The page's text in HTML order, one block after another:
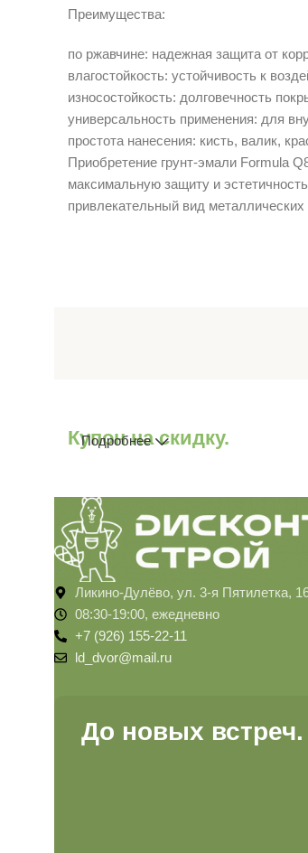
Преимущества:
по ржавчине: надежная защита от
влагостойкость: устойчивость к
износостойкость: долговечность
универсальность применения: для
простота нанесения: кисть, валик,
Приобретение грунт-эмали Formula
максимальную защиту и
привлекательный вид
Купон на скидку.
Подробнее
Ликино-Дулёво, ул. 3-я Пятилетка,
08:30-19:00, ежедневно
+7 (926) 155-22-11
ld_dvor@mail.ru
До новых встреч.